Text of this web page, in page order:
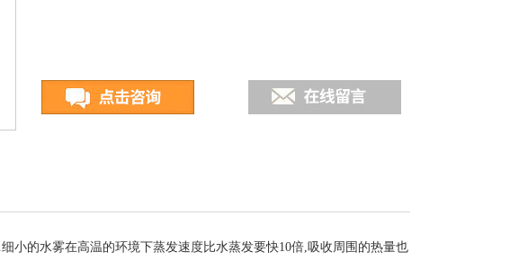
小的水雾在高温的环境下蒸发速度比水蒸发要快10倍,吸收周围的热量也